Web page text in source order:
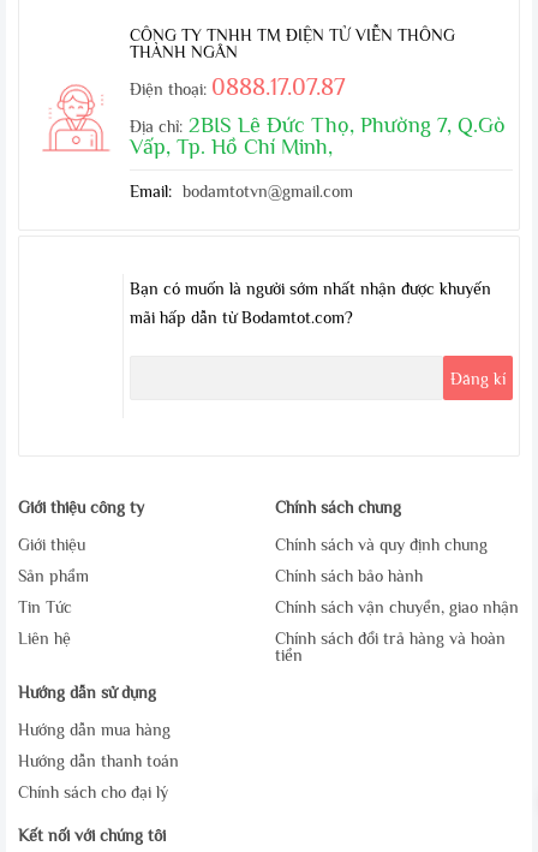
CÔNG TY TNHH TM ĐIỆN TỬ VIỄN THÔNG
THÀNH NGÂN
Điện thoại: 0888.17.07.87
Địa chỉ: 2BIS Lê Đức Thọ, Phường 7, Q.Gò
Vấp, Tp. Hồ Chí Minh,
Email: bodamtotvn@gmail.com
Bạn có muốn là người sớm nhất nhận được khuyến
mãi hấp dẫn từ Bodamtot.com?
Giới thiệu công ty
Giới thiệu
Sản phẩm
Tin Tức
Liên hệ
Chính sách chung
Chính sách và quy định chung
Chính sách bảo hành
Chính sách vận chuyển, giao nhận
Chính sách đổi trả hàng và hoàn
tiền
Hướng dẫn sử dụng
Hướng dẫn mua hàng
Hướng dẫn thanh toán
Chính sách cho đại lý
Kết nối với chúng tôi